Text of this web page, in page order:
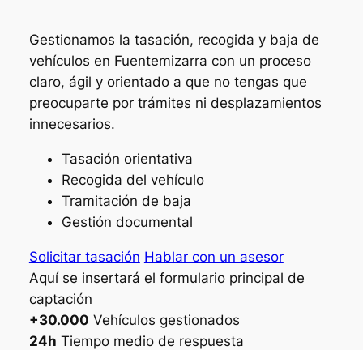
Gestionamos la tasación, recogida y baja de
vehículos en Fuentemizarra con un proceso
claro, ágil y orientado a que no tengas que
preocuparte por trámites ni desplazamientos
innecesarios.
Tasación orientativa
Recogida del vehículo
Tramitación de baja
Gestión documental
Solicitar tasación Hablar con un asesor
Aquí se insertará el formulario principal de
captación
+30.000 Vehículos gestionados
24h Tiempo medio de respuesta